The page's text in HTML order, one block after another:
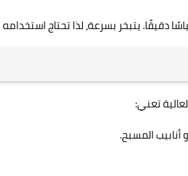
تعني:
أنابيب المسبح.